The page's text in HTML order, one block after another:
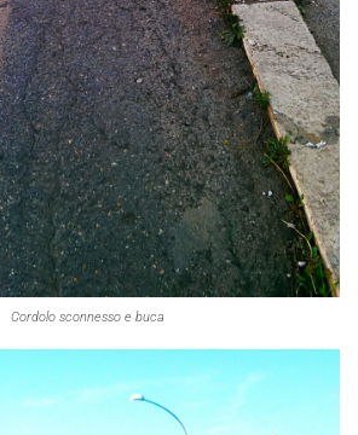
Cordolo sconnesso e buca